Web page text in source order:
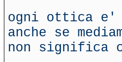
ogni ottica e'
anche se
non significa